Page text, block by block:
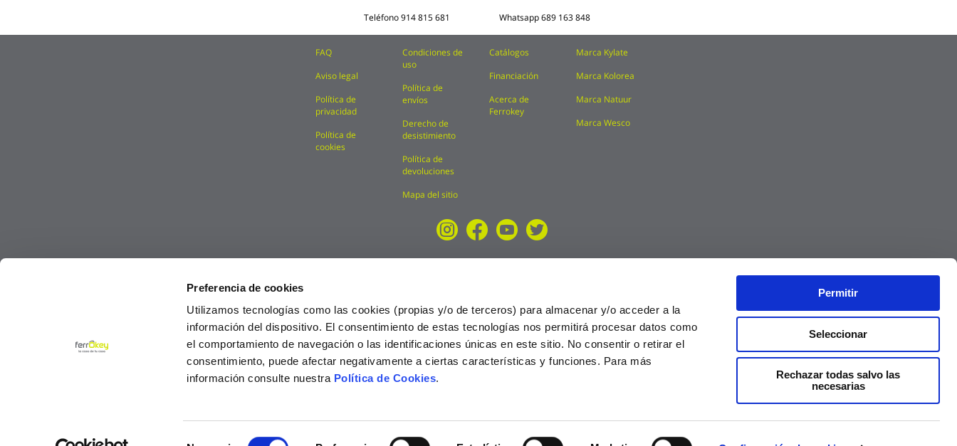
Preferencia de cookies
Utilizamos tecnologías como las cookies (propias y/o de terceros) para almacenar y/o acceder a la
información del dispositivo. El consentimiento de estas tecnologías nos permitirá procesar datos como
el comportamiento de navegación o las identificaciones únicas en este sitio. No consentir o retirar el
consentimiento, puede afectar negativamente a ciertas características y funciones. Para más
información consulte nuestra Política de Cookies.
Permitir
Seleccionar
Rechazar todas salvo las
necesarias
Teléfono914 815 681 Whatsapp689 163 848
FAQ
Aviso legal
Política de
privacidad
Política de
cookies
Condiciones de
uso
Política de
envíos
Derecho de
desistimiento
Política de
devoluciones
Mapa del sitio
Catálogos
Financiación
Acerca de
Ferrokey
Marca Kylate
Marca Kolorea
Marca Natuur
Marca Wesco